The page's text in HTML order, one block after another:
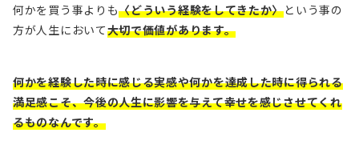
何かを買う事よりも〈どういう経験をしてきたか〉という事の
方が人生において大切で価値があります。
何かを経験した時に感じる実感や何かを達成した時に得られる
満足感こそ、今後の人生に影響を与えて幸せを感じさせてくれ
るものなんです。